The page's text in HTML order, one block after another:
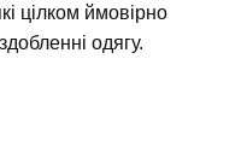
цілком ймовірно
одягу.